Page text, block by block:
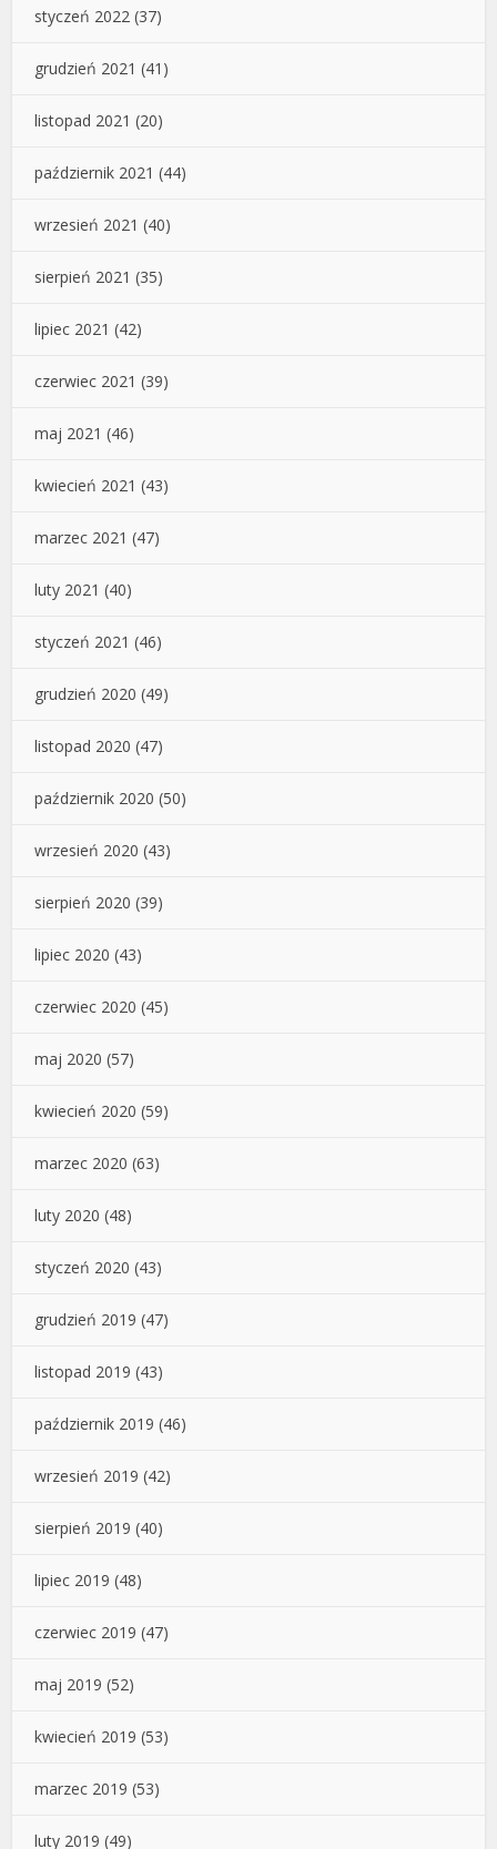
styczeń 2022 (37)
grudzień 2021 (41)
listopad 2021 (20)
październik 2021 (44)
wrzesień 2021 (40)
sierpień 2021 (35)
lipiec 2021 (42)
czerwiec 2021 (39)
maj 2021 (46)
kwiecień 2021 (43)
marzec 2021 (47)
luty 2021 (40)
styczeń 2021 (46)
grudzień 2020 (49)
listopad 2020 (47)
październik 2020 (50)
wrzesień 2020 (43)
sierpień 2020 (39)
lipiec 2020 (43)
czerwiec 2020 (45)
maj 2020 (57)
kwiecień 2020 (59)
marzec 2020 (63)
luty 2020 (48)
styczeń 2020 (43)
grudzień 2019 (47)
listopad 2019 (43)
październik 2019 (46)
wrzesień 2019 (42)
sierpień 2019 (40)
lipiec 2019 (48)
czerwiec 2019 (47)
maj 2019 (52)
kwiecień 2019 (53)
marzec 2019 (53)
luty 2019 (49)